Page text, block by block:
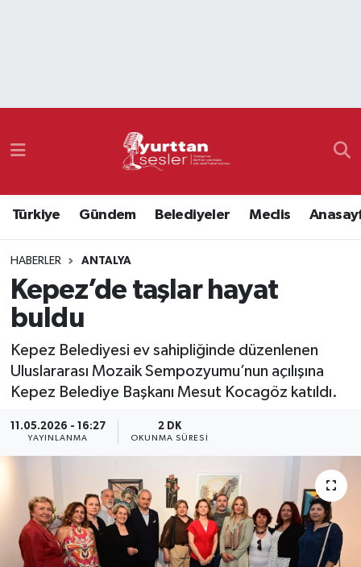
Türkiye Gündem Belediyeler Meclis
HABERLER ANTALYA
Kepez’de taşlar hayat
buldu
Kepez Belediyesi ev sahipliğinde düzenlenen
Uluslararası Mozaik Sempozyumu’nun açılışına
Kepez Belediye Başkanı Mesut Kocagöz katıldı.
11.05.2026 - 16:27
YAYINLANMA
2 DK
OKUNMA SÜRESI
Namaz Vakitleri
Süper Lig Puan Durumu ve Fikstür
Tüm Manşetler
Son Dakika Haberleri
Haber Arşivi